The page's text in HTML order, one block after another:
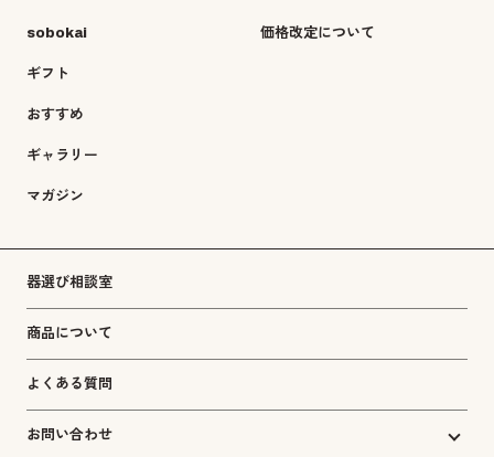
sobokai
ギフト
おすすめ
ギャラリー
マガジン
価格改定について
器選び相談室
商品について
よくある質問
お問い合わせ